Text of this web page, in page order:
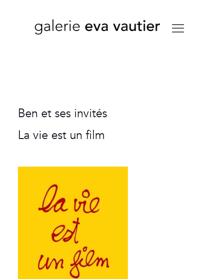
Ben et ses invités
La vie est un film